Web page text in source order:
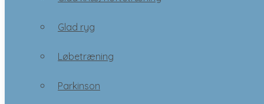
Løbetræning
Parkinson
Qigong
Glad ryg
Løbetræning
Parkinson